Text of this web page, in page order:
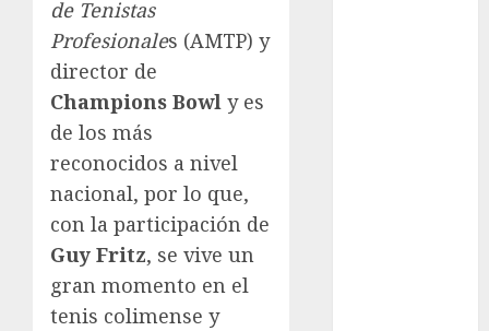
de Tenistas
Profesionales (AMTP) y
director de
Champions Bowl y es
de los más
reconocidos a nivel
nacional, por lo que,
con la participación de
Guy Fritz, se vive un
gran momento en el
tenis colimense y